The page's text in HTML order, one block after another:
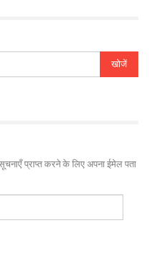
प्राप्त करने के लिए अपना ईमेल पता